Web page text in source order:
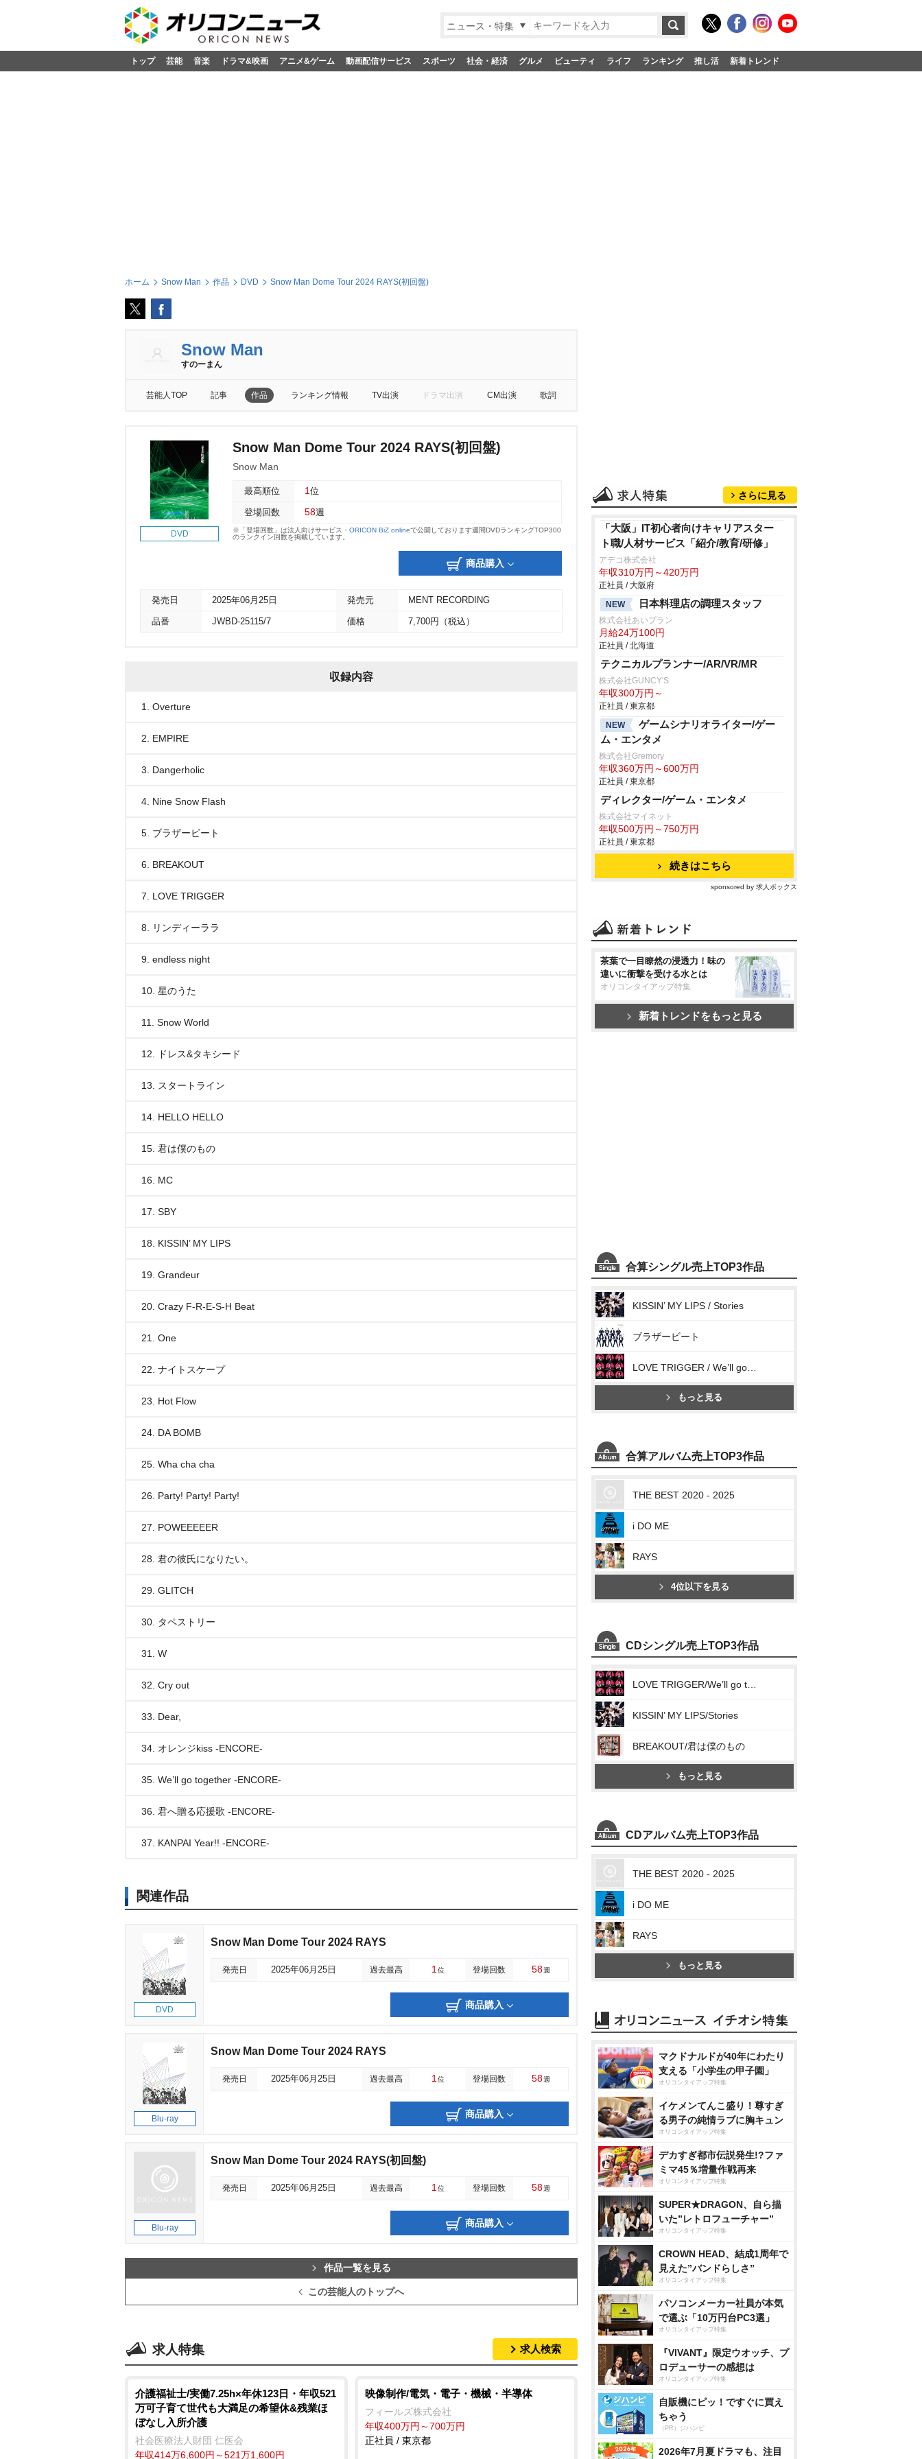
ニュース・特集
トップ 芸能 音楽 ドラマ&映画 アニメ&ゲーム 動画配信サービス スポーツ 社会・経済 グルメ ビューティ ライフ ランキング 推し活 新着トレンド
ホーム Snow Man 作品 DVD Snow Man Dome Tour 2024 RAYS(初回盤)
Snow Man
すのーまん
芸能人TOP 記事 作品 ランキング情報 TV出演 ドラマ出演 CM出演 歌詞
DVD
Snow Man Dome Tour 2024 RAYS(初回盤)
Snow Man
最高順位 1 位
登場回数 58週
※「登場回数」は法人向けサービス・ ORICON BiZ onlineで公開しております週間DVDランキングTOP300
のランクイン回数を掲載しています。
商品購入
発売日 2025年06月25日 発売元 MENT RECORDING
品番 JWBD-25115/7 価格 7,700円（税込）
収録内容
1. Overture
2. EMPIRE
3. Dangerholic
4. Nine Snow Flash
5. ブラザービート
6. BREAKOUT
7. LOVE TRIGGER
8. リンディーララ
9. endless night
10. 星のうた
11. Snow World
12. ドレス&タキシード
13. スタートライン
14. HELLO HELLO
15. 君は僕のもの
16. MC
17. SBY
18. KISSIN’ MY LIPS
19. Grandeur
20. Crazy F-R-E-S-H Beat
21. One
22. ナイトスケープ
23. Hot Flow
24. DA BOMB
25. Wha cha cha
26. Party! Party! Party!
27. POWEEEEER
28. 君の彼氏になりたい。
29. GLITCH
30. タペストリー
31. W
32. Cry out
33. Dear,
34. オレンジkiss -ENCORE-
35. We’ll go together -ENCORE-
36. 君へ贈る応援歌 -ENCORE-
37. KANPAI Year!! -ENCORE-
関連作品
DVD
Snow Man Dome Tour 2024 RAYS
発売日 2025年06月25日 過去最高 1 位 登場回数 58週
商品購入
Blu-ray
Snow Man Dome Tour 2024 RAYS
発売日 2025年06月25日 過去最高 1 位 登場回数 58週
商品購入
Blu-ray
Snow Man Dome Tour 2024 RAYS(初回盤)
発売日 2025年06月25日 過去最高 1 位 登場回数 58週
商品購入
作品一覧を見る
この芸能人のトップへ
求人特集 求人検索
介護福祉士/実働7.25h×年休123日・年収521
万可子育て世代も大満足の希望休&残業ほ
ぼなし入所介護
社会医療法人財団 仁医会
年収414万6,600円～521万1,600円
映像制作/電気・電子・機械・半導体
フィールズ株式会社
年収400万円～700万円
正社員 / 東京都
さらに見る
「大阪」IT初心者向けキャリアスター
ト職/人材サービス「紹介/教育/研修」
アデコ株式会社
年収310万円～420万円
正社員 / 大阪府
NEW
日本料理店の調理スタッフ
株式会社あいプラン
月給24万100円
正社員 / 北海道
テクニカルプランナー/AR/VR/MR
株式会社GUNCY'S
年収300万円～
正社員 / 東京都
NEW
ゲームシナリオライター/ゲー
ム・エンタメ
株式会社Gremory
年収360万円～600万円
正社員 / 東京都
ディレクター/ゲーム・エンタメ
株式会社マイネット
年収500万円～750万円
正社員 / 東京都
続きはこちら
sponsored by 求人ボックス
茶葉で一目瞭然の浸透力！味の
違いに衝撃を受ける水とは
オリコンタイアップ特集
新着トレンドをもっと見る
合算シングル売上TOP3作品
KISSIN’ MY LIPS / Stories
ブラザービート
もっと見る
合算アルバム売上TOP3作品
THE BEST 2020 - 2025
i DO ME
RAYS
4位以下を見る
CDシングル売上TOP3作品
KISSIN’ MY LIPS/Stories
BREAKOUT/君は僕のもの
もっと見る
CDアルバム売上TOP3作品
THE BEST 2020 - 2025
i DO ME
RAYS
もっと見る
マクドナルドが40年にわたり
支える「小学生の甲子園」
オリコンタイアップ特集
イケメンてんこ盛り！尊すぎ
る男子の純情ラブに胸キュン
オリコンタイアップ特集
デカすぎ都市伝説発生!?ファ
ミマ45％増量作戦再来
オリコンタイアップ特集
SUPER★DRAGON、自ら描
いた”レトロフューチャー”
オリコンタイアップ特集
CROWN HEAD、結成1周年で
見えた”バンドらしさ”
オリコンタイアップ特集
パソコンメーカー社員が本気
で選ぶ「10万円台PC3選」
オリコンタイアップ特集
『VIVANT』限定ウオッチ、プ
ロデューサーの感想は
オリコンタイアップ特集
自販機にピッ！ですぐに買え
ちゃう
（PR）ジハンピ
2026年7月夏ドラマも、注目